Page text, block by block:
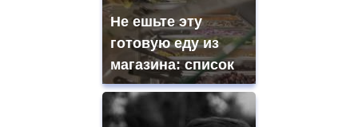
Не ешьте эту
готовую еду из
магазина: список